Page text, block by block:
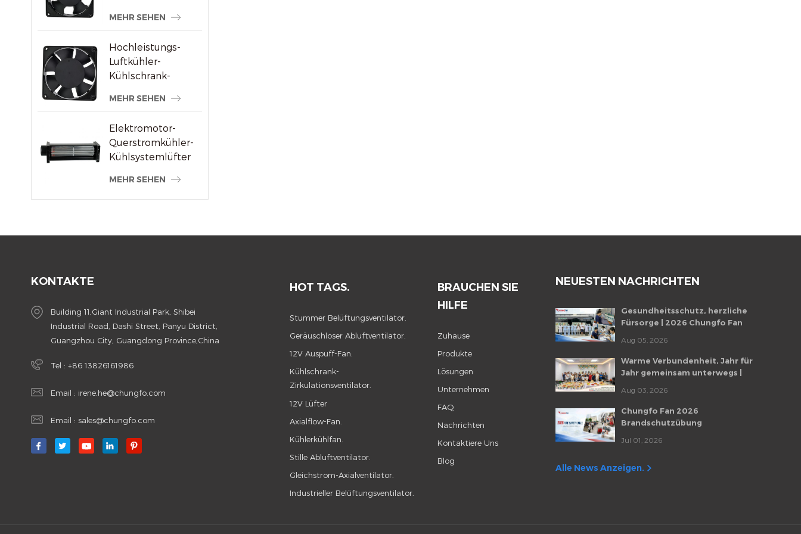
MEHR SEHEN
Hochleistungs-
Luftkühler-
Kühlschrank-
x 120 x 38 mm
MEHR SEHEN
Elektromotor-
Querstromkühler-
Kühlsystemlüfter
MEHR SEHEN
KONTAKTE
Building 11,Giant Industrial Park, Shibei
Industrial Road, Dashi Street, Panyu District,
Guangzhou City, Guangdong Province,China
Tel : +86 13826161986
Email : irene.he@chungfo.com
Email : sales@chungfo.com
HOT TAGS.
Stummer Belüftungsventilator.
Geräuschloser Abluftventilator.
12V Auspuff-Fan.
Kühlschrank-
Zirkulationsventilator.
12V Lüfter
Axialflow-Fan.
Kühlerkühlfan.
Stille Abluftventilator.
Gleichstrom-Axialventilator.
Industrieller Belüftungsventilator.
BRAUCHEN SIE
HILFE
Zuhause
Produkte
Lösungen
Unternehmen
FAQ
Nachrichten
Kontaktiere Uns
Blog
NEUESTEN NACHRICHTEN
Gesundheitsschutz, herzliche
Fürsorge | 2026 Chungfo Fan
Veranstaltung
Aug 05, 2026
Warme Verbundenheit, Jahr für
Jahr gemeinsam unterwegs |
Geburtstagsfeier von Chungfo Fan
Aug 03, 2026
Chungfo Fan 2026
Brandschutzübung
Jul 01, 2026
Alle News Anzeigen.